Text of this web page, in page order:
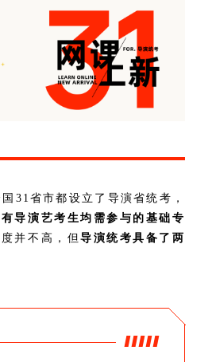
31省市都设立了导演省统考，
导演艺考生均需参与的基础专
度并不高，但导演统考具备了两